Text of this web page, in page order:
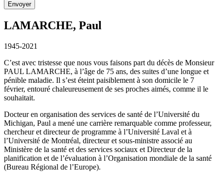
LAMARCHE, Paul
1945-2021
C’est avec tristesse que nous vous faisons part du décès de Monsieur
PAUL LAMARCHE, à l’âge de 75 ans, des suites d’une longue et
pénible maladie. Il s’est éteint paisiblement à son domicile le 7
février, entouré chaleureusement de ses proches aimés, comme il le
souhaitait.
Docteur en organisation des services de santé de l’Université du
Michigan, Paul a mené une carrière remarquable comme professeur,
chercheur et directeur de programme à l’Université Laval et à
l’Université de Montréal, directeur et sous-ministre associé au
Ministère de la santé et des services sociaux et Directeur de la
planification et de l’évaluation à l’Organisation mondiale de la santé
(Bureau Régional de l’Europe).